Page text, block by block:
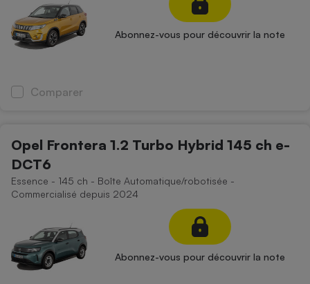
Abonnez-vous pour découvrir la note
Comparer
Opel Frontera 1.2 Turbo Hybrid 145 ch e-
DCT6
Essence - 145 ch - Boîte Automatique/robotisée -
Commercialisé depuis 2024
Abonnez-vous pour découvrir la note